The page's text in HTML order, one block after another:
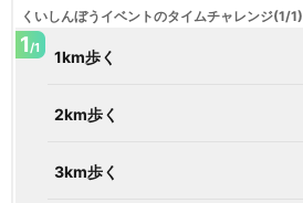
くいしんぼうイベントのタイムチャレンジ(1/1)
1/1 1km歩く
2km歩く
3km歩く